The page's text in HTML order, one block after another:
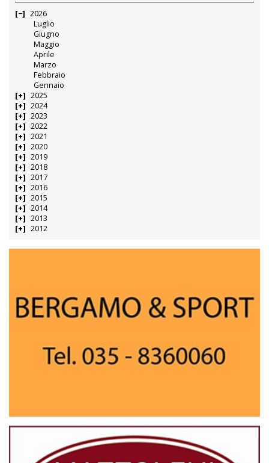
2026
Luglio
Giugno
Maggio
Aprile
Marzo
Febbraio
Gennaio
2025
2024
2023
2022
2021
2020
2019
2018
2017
2016
2015
2014
2013
2012